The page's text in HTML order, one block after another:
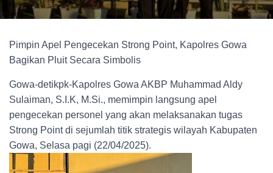
Pimpin Apel Pengecekan Strong Point, Kapolres Gowa
Bagikan Pluit Secara Simbolis
Gowa-detikpk-Kapolres Gowa AKBP Muhammad Aldy
Sulaiman, S.I.K, M.Si., memimpin langsung apel
pengecekan personel yang akan melaksanakan tugas
Strong Point di sejumlah titik strategis wilayah Kabupaten
Gowa, Selasa pagi (22/04/2025).